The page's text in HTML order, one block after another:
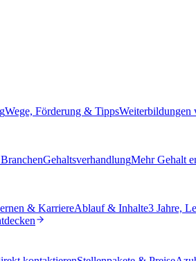
Wege, Förderung & TippsWeiterbildungen
GehaltsverhandlungMehr Gehalt
& KarriereAblauf & Inhalte3 Jahre,